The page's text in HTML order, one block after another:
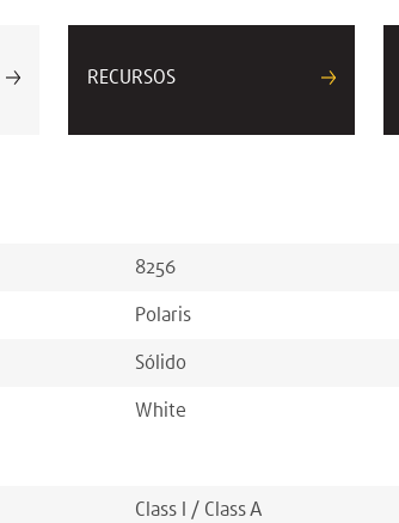
RECURSOS
8256
Polaris
Sólido
White
Class I / Class A